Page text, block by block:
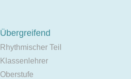
Übergreifend
Rhythmischer Teil
Klassenlehrer
Oberstufe